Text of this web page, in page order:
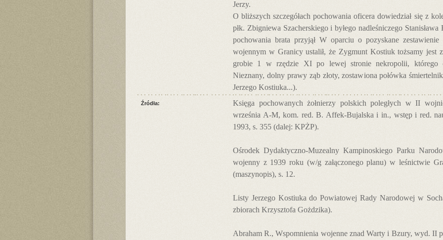
Jerzy.
O bliższych szczegółach pochowania oficera dowiedział się z
płk. Zbigniewa Szacherskiego i byłego nadleśniczego
pochowania brata przyjął W oparciu o pozyskane zestawienie
wojennym w Granicy ustalił, że Zygmunt Kostiuk tożsamy jest
grobie 1 w rzędzie XI po lewej stronie nekropolii, którego
Nieznany, dolny prawy ząb złoty, zostawiona połówka
Jerzego Kostiuka...).
Źródła:
Księga pochowanych żołnierzy polskich poległych w II
września A-M, kom. red. B. Affek-Bujalska i in., wstęp i red.
1993, s. 355 (dalej: KPŻP).
Ośrodek Dydaktyczno-Muzealny Kampinoskiego Parku
wojenny z 1939 roku (w/g załączonego planu) w leśnictwie
(maszynopis), s. 12.
Listy Jerzego Kostiuka do Powiatowej Rady Narodowej w
zbiorach Krzysztofa Gożdzika).
Abraham R., Wspomnienia wojenne znad Warty i Bzury, wyd. II